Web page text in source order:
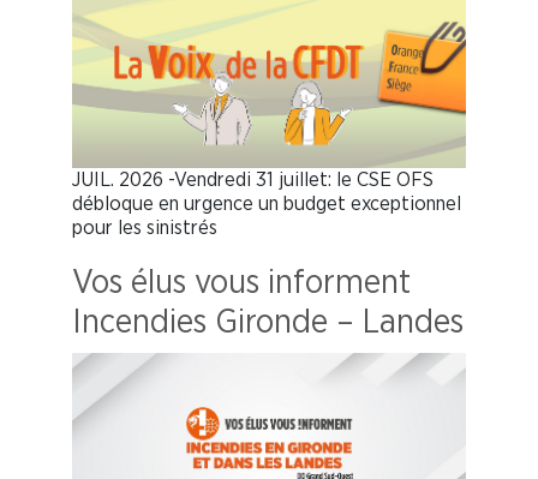
JUIL. 2026 -Vendredi 31 juillet: le CSE OFS
débloque en urgence un budget exceptionnel
pour les sinistrés
Vos élus vous informent
Incendies Gironde – Landes